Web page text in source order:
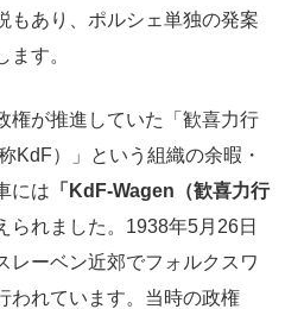
もあり、ポルシェ単独の発案
ます。
権が推進していた「歓喜力行
KdF）」という組織の余暇・
には 「KdF-Wagen（歓喜力行
られました。1938年5月26日
レーベン近郊でフォルクスワ
われています。当時の政権